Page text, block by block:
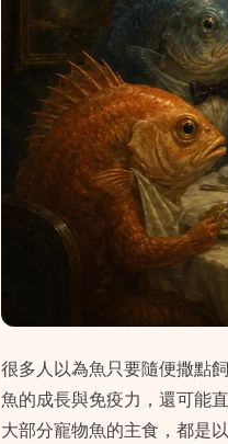
很多人以為魚只要隨便撒點
魚的成長與免疫力，還可能
大部分寵物魚的主食，都是